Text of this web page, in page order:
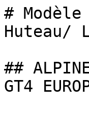
#
Huteau/
##
GT4